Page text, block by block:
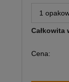
Całkowita
Cena: